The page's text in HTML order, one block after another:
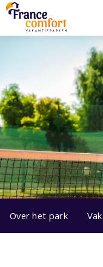
Over het park